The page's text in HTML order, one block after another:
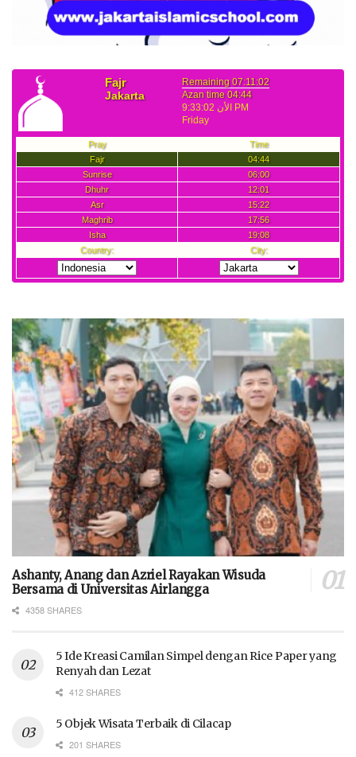
Ashanty, Anang dan Azriel Rayakan Wisuda
Bersama di Universitas Airlangga
4358 SHARES
5 Ide Kreasi Camilan Simpel dengan Rice Paper yang
Renyah dan Lezat
412 SHARES
5 Objek Wisata Terbaik di Cilacap
201 SHARES